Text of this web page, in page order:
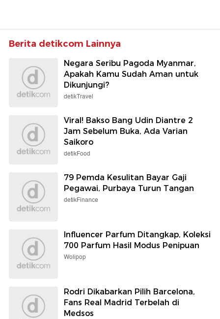
Berita detikcom Lainnya
Negara Seribu Pagoda Myanmar,
Apakah Kamu Sudah Aman untuk
Dikunjungi?
detikTravel
Viral! Bakso Bang Udin Diantre 2
Jam Sebelum Buka, Ada Varian
Saikoro
detikFood
79 Pemda Kesulitan Bayar Gaji
Pegawai, Purbaya Turun Tangan
detikFinance
Influencer Parfum Ditangkap, Koleksi
700 Parfum Hasil Modus Penipuan
Wolipop
Rodri Dikabarkan Pilih Barcelona,
Fans Real Madrid Terbelah di
Medsos